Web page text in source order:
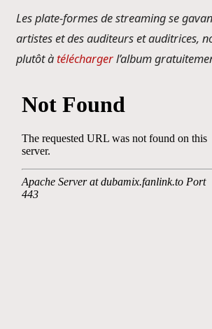
Les plate-formes de streaming se
artistes et des auditeurs et auditrices,
plutôt à téléchargerl’album